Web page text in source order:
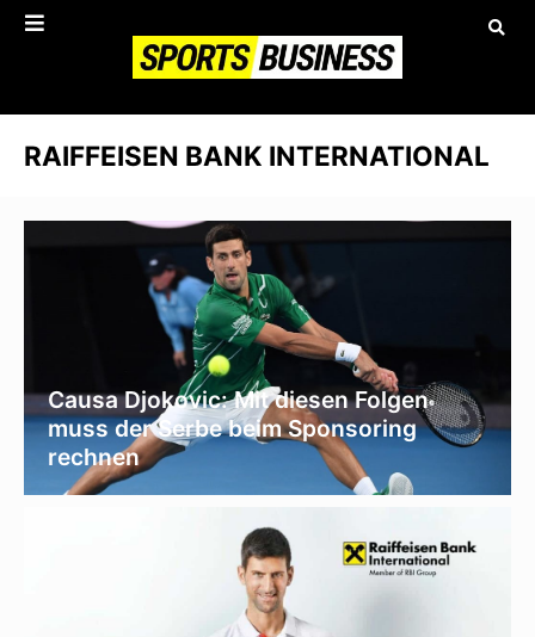
RAIFFEISEN BANK INTERNATIONAL
Causa Djokovic: Mit diesen Folgen
muss der Serbe beim Sponsoring
rechnen